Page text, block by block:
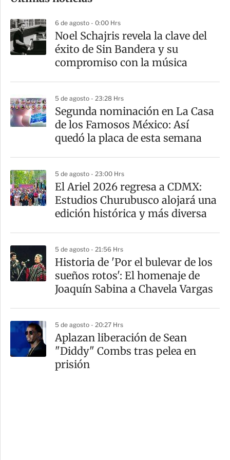
a
r
t
6 de agosto - 0:00 Hrs
Noel Schajris revela la clave del
éxito de Sin Bandera y su
compromiso con la música
5 de agosto - 23:28 Hrs
Segunda nominación en La Casa
de los Famosos México: Así
quedó la placa de esta semana
5 de agosto - 23:00 Hrs
El Ariel 2026 regresa a CDMX:
Estudios Churubusco alojará una
edición histórica y más diversa
5 de agosto - 21:56 Hrs
Historia de 'Por el bulevar de los
sueños rotos': El homenaje de
Joaquín Sabina a Chavela Vargas
5 de agosto - 20:27 Hrs
Aplazan liberación de Sean
"Diddy" Combs tras pelea en
prisión